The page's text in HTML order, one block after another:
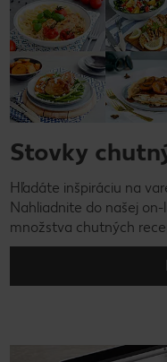
Stovky
Hľadáte inšpiráciu na
Nahliadnite do našej
množstva chutných